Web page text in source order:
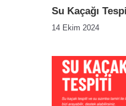
Su Kaçağı
14 Ekim 2024